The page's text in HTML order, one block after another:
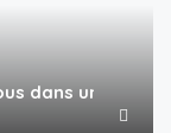
dans une forêt